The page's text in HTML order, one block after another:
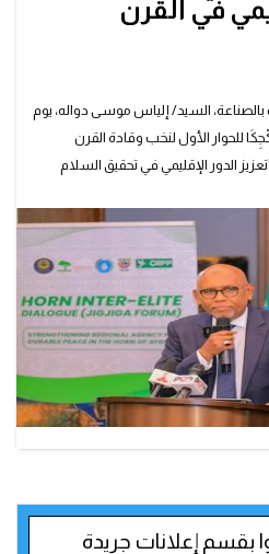
في القرن
بالصناعة، السيد/ إلياس موسى دواله، يوم
للحوار الأول لنخب وقادة القرن
الدور الإقليمي في تحقيق السلام
بقسم إعلانات جريدة